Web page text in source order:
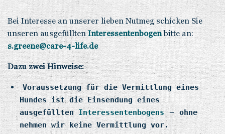
Bei Interesse an unserer lieben Nutmeg schicken Sie
unseren ausgefülltenInteressentenbogenbitte an:
s.greene@care-4-life.de
Dazu zwei Hinweise:
Voraussetzung für die Vermittlung eines
Hundes ist die Einsendung eines
ausgefüllten Interessentenbogens – ohne
nehmen wir keine Vermittlung vor.